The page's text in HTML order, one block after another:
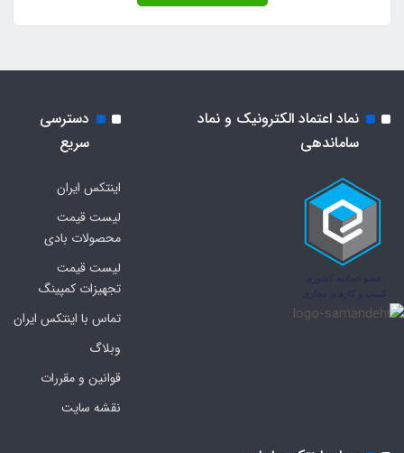
نماد اعتماد الکترونیک و نماد
ساماندهی
دسترسی
سریع
اینتکس ایران
لیست قیمت
محصولات بادی
لیست قیمت
تجهیزات کمپینگ
تماس با اینتکس ایران
وبلاگ
قوانین و مقررات
نقشه سایت